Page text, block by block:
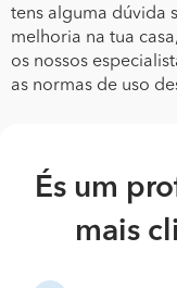
tens alguma dúvida
melhoria na tua
os nossos
as normas de uso
És um
mais